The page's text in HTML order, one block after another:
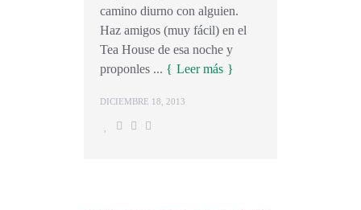
camino diurno con alguien.
Haz amigos (muy fácil) en el
Tea House de esa noche y
proponles ...
Leer más
DICIEMBRE 18, 2013